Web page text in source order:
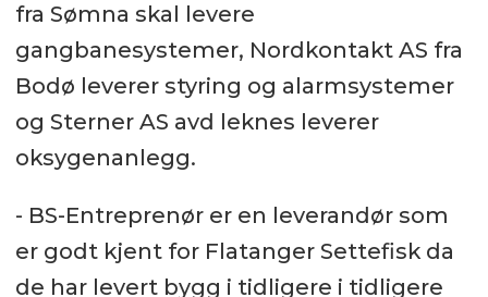
fra Sømna skal levere
gangbanesystemer, Nordkontakt AS fra
Bodø leverer styring og alarmsystemer
og Sterner AS avd leknes leverer
oksygenanlegg.
- BS-Entreprenør er en leverandør som
er godt kjent for Flatanger Settefisk da
de har levert bygg i tidligere i tidligere